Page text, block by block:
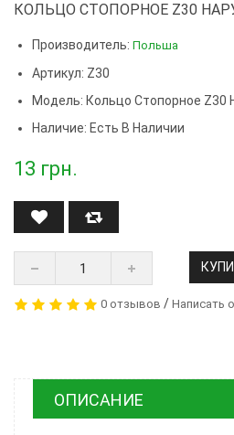
КОЛЬЦО СТОПОРНОЕ Z30
Производитель: Польша
Артикул: Z30
Модель: Кольцо Стопорное Z30
Наличие: Есть В Наличии
13 грн.
0 отзывов / Написать
ОПИСАНИЕ